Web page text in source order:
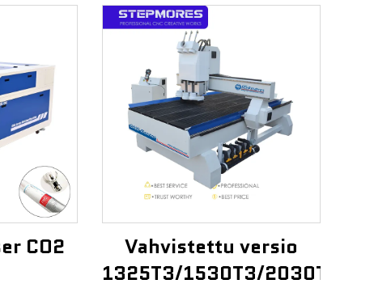
CO2
Vahvistettu versio
1325T3/1530T3/2030T3